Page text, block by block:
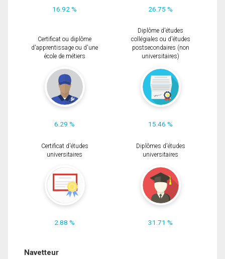
16.92 % 26.75 %
Certificat ou diplôme
d'apprentissage ou d'une
école de métiers
6.29 %
Diplôme d'études
collégiales ou d'études
postsecondaires (non
universitaires)
15.46 %
Certificat d'études
universitaires
2.88 %
Diplômes d'études
universitaires
31.71 %
Navetteur